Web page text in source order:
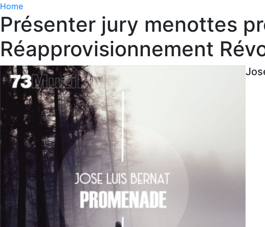
Home
Présenter jury menottes
Réapprovisionnement